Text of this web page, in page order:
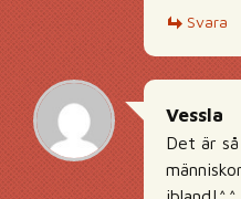
Svara
Vessla
Det är